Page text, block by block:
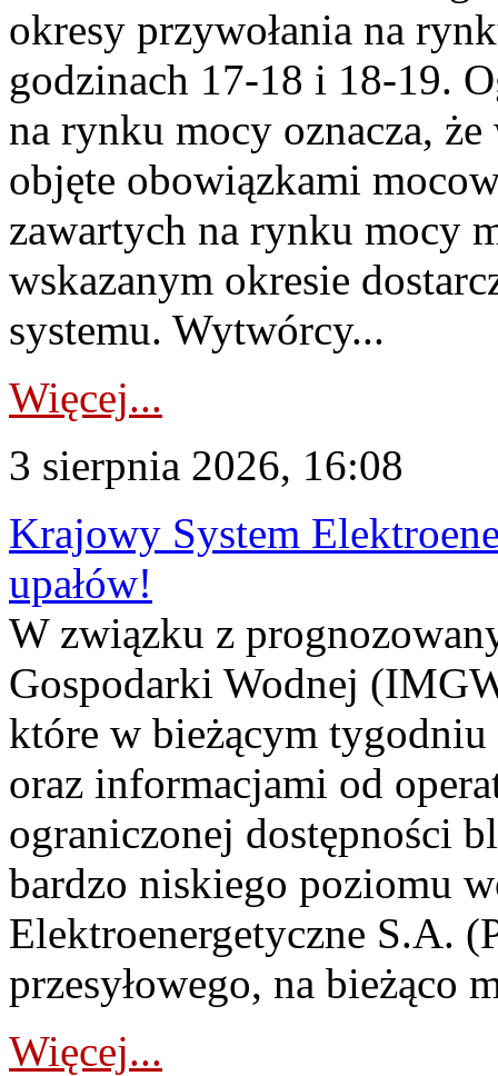
okresy przywołania na
godzinach 17-18 i 18-19.
na rynku mocy oznacza,
objęte obowiązkami
zawartych na rynku mocy
wskazanym okresie
systemu. Wytwórcy...
Więcej...
3 sierpnia 2026, 16:08
Krajowy System
upałów!
W związku z
Gospodarki Wodnej
które w bieżącym tygodniu
oraz informacjami od
ograniczonej dostępności
bardzo niskiego poziomu
Elektroenergetyczne S.A.
przesyłowego, na bieżąco
Więcej...